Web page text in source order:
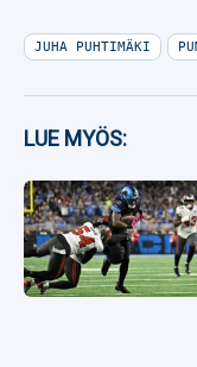
JUHA PUHTIMÄKI
LUE MYÖS: